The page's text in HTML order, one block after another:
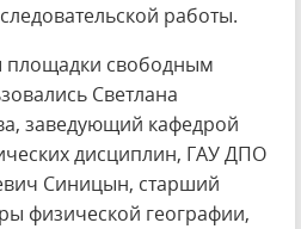
работы.
площадки свободным
Светлана
заведующий кафедрой
дисциплин, ГАУ ДПО
Синицын, старший
физической географии,